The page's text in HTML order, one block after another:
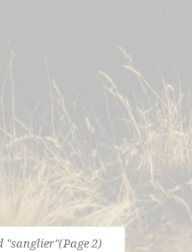
"sanglier"(Page 2)